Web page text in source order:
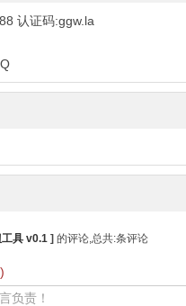
认证码:ggw.la
具 v0.1 ] 的评论,总共:条评论